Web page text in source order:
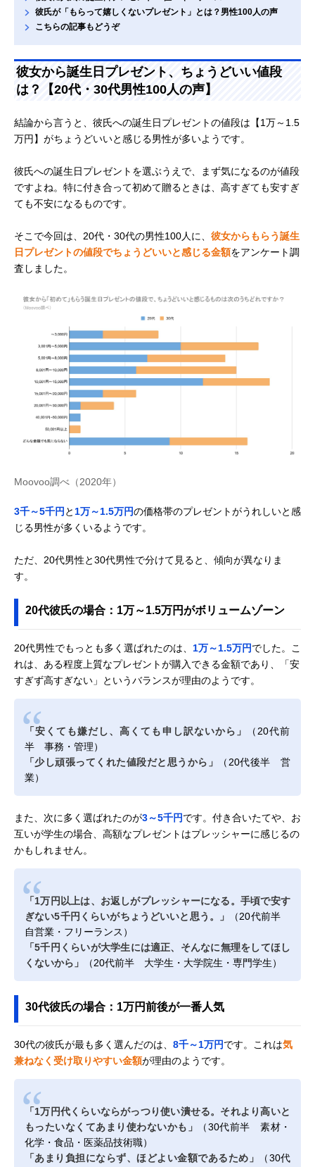
彼氏が「もらって嬉しくないプレゼント」とは？男性100人の声
こちらの記事もどうぞ
彼女から誕生日プレゼント、ちょうどいい値段
は？【20代・30代男性100人の声】
結論から言うと、彼氏への誕生日プレゼントの値段は【1万～1.5
万円】がちょうどいいと感じる男性が多いようです。
彼氏への誕生日プレゼントを選ぶうえで、まず気になるのが値段
ですよね。特に付き合って初めて贈るときは、高すぎても安すぎ
ても不安になるものです。
そこで今回は、20代・30代の男性100人に、 彼女からもらう誕生
日プレゼントの値段でちょうどいいと感じる金額をアンケート調
査しました。
Moovoo調べ（2020年）
3千～5千円 と1万～1.5万円の価格帯のプレゼントがうれしいと感
じる男性が多くいるようです。
ただ、20代男性と30代男性で分けて見ると、傾向が異なりま
す。
20代彼氏の場合：1万～1.5万円がボリュームゾーン
20代男性でもっとも多く選ばれたのは、 1万～1.5万円でした。こ
れは、ある程度上質なプレゼントが購入できる金額であり、「安
すぎず高すぎない」というバランスが理由のようです。
「安くても嫌だし、高くても申し訳ないから」
（20代前
半 事務・管理）
「少し頑張ってくれた値段だと思うから」
（20代後半 営
業）
また、次に多く選ばれたのが3～5千円です。付き合いたてや、お
互いが学生の場合、高額なプレゼントはプレッシャーに感じるの
かもしれません。
「1万円以上は、お返しがプレッシャーになる。手頃で安す
ぎない5千円くらいがちょうどいいと思う。」
（20代前半
自営業・フリーランス）
「5千円くらいが大学生には適正、そんなに無理をしてほし
くないから」
（20代前半 大学生・大学院生・専門学生）
30代彼氏の場合：1万円前後が一番人気
30代の彼氏が最も多く選んだのは、 8千～1万円です。これは気
兼ねなく受け取りやすい金額が理由のようです。
「1万円代くらいならがっつり使い潰せる。それより高いと
もったいなくてあまり使わないかも」
（30代前半 素材・
化学・食品・医薬品技術職）
「あまり負担にならず、ほどよい金額であるため」
（30代